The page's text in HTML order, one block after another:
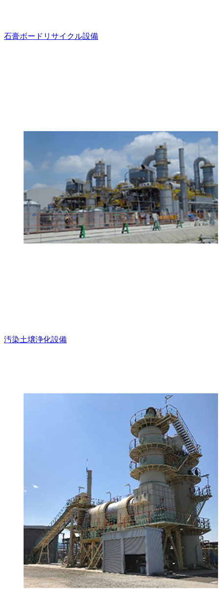
石膏ボードリサイクル設備
汚染土壌浄化設備